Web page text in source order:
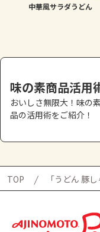
中華風サラダうどん
味の素商品活用
おいしさ無限大！味の
品の活用術をご紹介！
TOP 「うどん 豚